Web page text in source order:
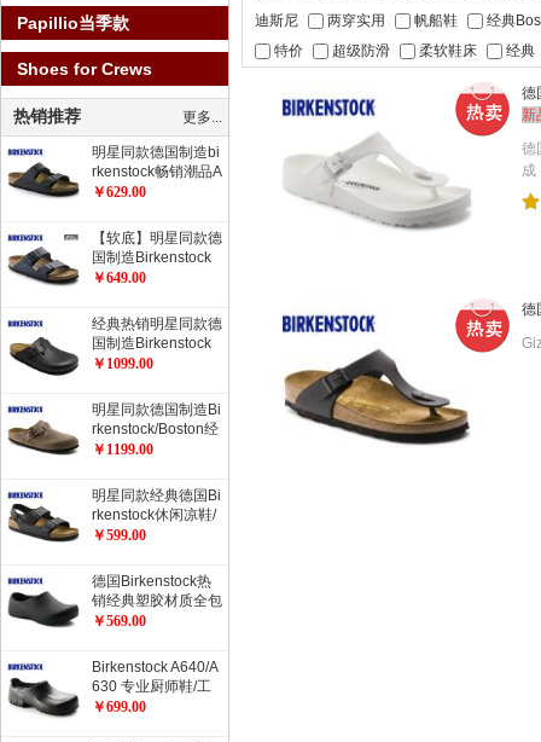
迪斯尼
两穿实用 帆船鞋
经典
特价
超级防滑 柔软鞋床 经典
德
新
德
成
/
.
德
Papillio当季款
Shoes for Crews
热销推荐 更多...
明星同款德国制造bi
rkenstock畅销潮品A
rizona健康软木拖鞋
￥629.00
【软底】明星同款德
国制造Birkenstock
经典2扣软木拖鞋Ari
舒适流行色软木拖鞋
￥649.00
经典热销明星同款德
国制造Birkenstock
经典Boston光滑牛
￥1099.00
明星同款德国制造Bi
rkenstock/Boston经
典包头鞋/油皮/天然
￥1199.00
明星同款经典德国Bi
rkenstock休闲凉鞋/
开车凉鞋Milano系
￥599.00
德国Birkenstock热
销经典塑胶材质全包
厨师鞋工作鞋职业鞋
￥569.00
Birkenstock A640/A
630 专业厨师鞋/工
作防护鞋/职业鞋/劳
￥699.00